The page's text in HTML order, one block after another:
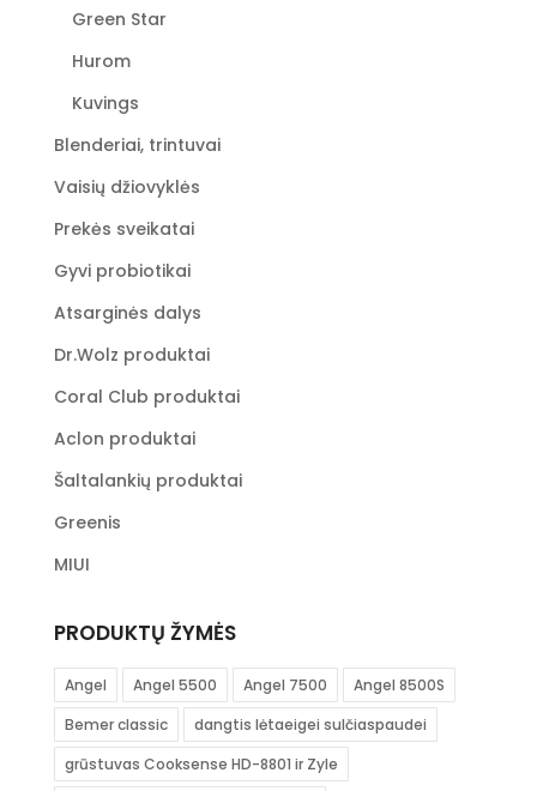
Green Star
Hurom
Kuvings
Blenderiai, trintuvai
Vaisių džiovyklės
Prekės sveikatai
Gyvi probiotikai
Atsarginės dalys
Dr.Wolz produktai
Coral Club produktai
Aclon produktai
Šaltalankių produktai
Greenis
MIUI
PRODUKTŲ ŽYMĖS
Angel Angel 5500 Angel 7500
Angel 8500S
Bemer classic
dangtis lėtaeigei sulčiaspaudei
grūstuvas Cooksense HD-8801 ir Zyle